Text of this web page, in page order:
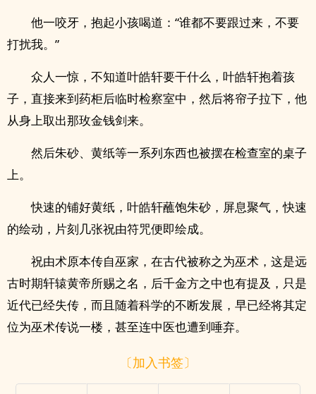
他一咬牙，抱起小孩喝道：“谁都不要跟过来，不要
打扰我。”
众人一惊，不知道叶皓轩要干什么，叶皓轩抱着孩
子，直接来到药柜后临时检察室中，然后将帘子拉下，他
从身上取出那玫金钱剑来。
然后朱砂、黄纸等一系列东西也被摆在检查室的桌子
上。
快速的铺好黄纸，叶皓轩蘸饱朱砂，屏息聚气，快速
的绘动，片刻几张祝由符咒便即绘成。
祝由术原本传自巫家，在古代被称之为巫术，这是远
古时期轩辕黄帝所赐之名，后千金方之中也有提及，只是
近代已经失传，而且随着科学的不断发展，早已经将其定
位为巫术传说一楼，甚至连中医也遭到唾弃。
〔加入书签〕